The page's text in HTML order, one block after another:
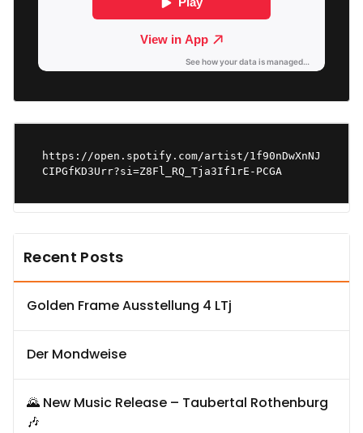
https://open.spotify.com/artist/1f90nDwXnNJ
CIPGfKD3Urr?si=Z8Fl_RQ_Tja3If1rE-PCGA
Recent Posts
Golden Frame Ausstellung 4 LTj
Der Mondweise
🌄 New Music Release – Taubertal Rothenburg
🎶